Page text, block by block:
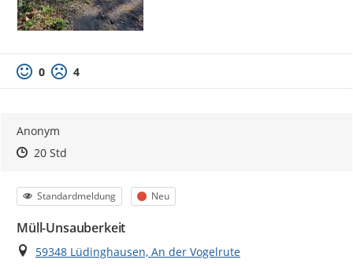
0 4
Anonym
Zeitpunkt des Erstellens
Zeitpunkt des Erstellens
20 StdZur Äußerung
Kategorie
Standardmeldung Status
Neu
Müll-Unsauberkeit
Ort
59348 Lüdinghausen, An der Vogelrute